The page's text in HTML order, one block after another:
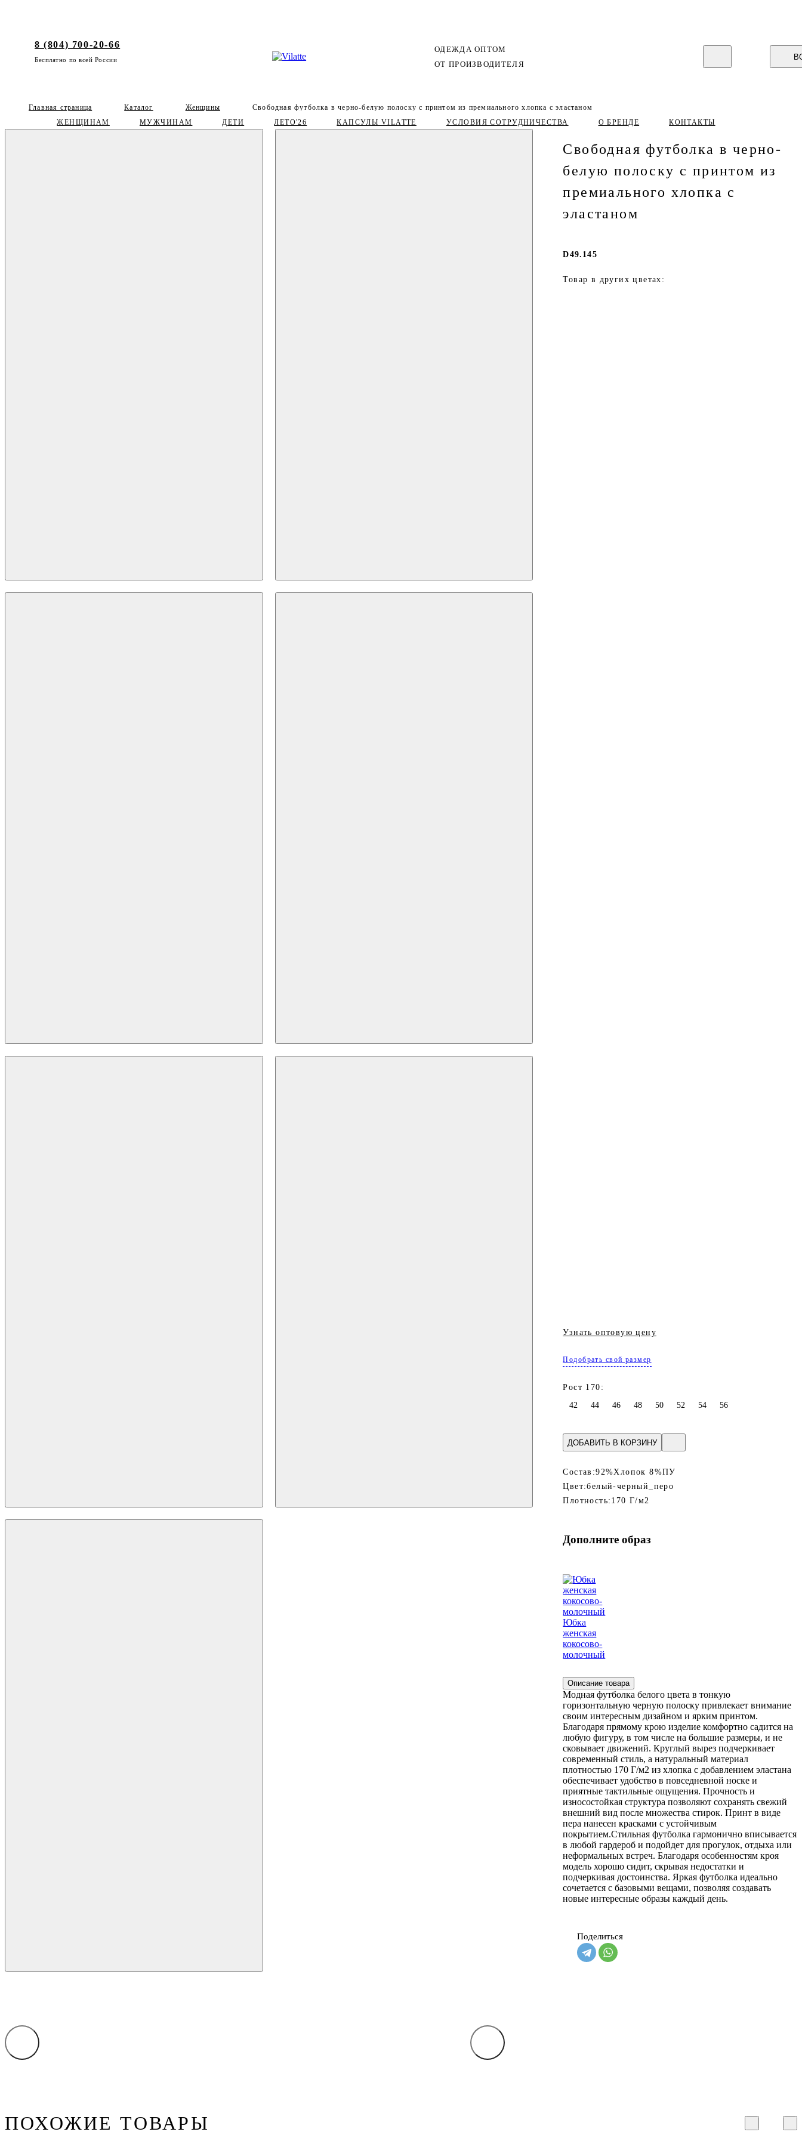
8 (804) 700-20-66
Бесплатно по всей России
ОДЕЖДА ОПТОМ
ОТ ПРОИЗВОДИТЕЛЯ
ЖЕНЩИНАМ МУЖЧИНАМ ДЕТИ ЛЕТО'26 КАПСУЛЫ VILATTE УСЛОВИЯ СОТРУДНИЧЕСТВА О БРЕНДЕ КОНТАКТЫ
Главная страница Каталог Женщины Свободная футболка в черно-белую полоску с принтом из премиального хлопка с эластаном
Свободная футболка в черно-
белую полоску с принтом из
премиального хлопка с
эластаном
D49.145
Товар в других цветах:
Узнать оптовую цену
Подобрать свой размер
Рост 170:
42
44 46 48 50 52 54 56
ДОБАВИТЬ В КОРЗИНУ
Состав:92%Хлопок 8%ПУ
Цвет:белый-черный_перо
Плотность: 170 Г/м2
Дополните образ
Юбка
женская
кокосово-
молочный
Описание товара
Модная футболка белого цвета в тонкую
горизонтальную черную полоску привлекает внимание
своим интересным дизайном и ярким принтом.
Благодаря прямому крою изделие комфортно садится на
любую фигуру, в том числе на большие размеры, и не
сковывает движений. Круглый вырез подчеркивает
современный стиль, а натуральный материал
плотностью 170 Г/м2 из хлопка с добавлением эластана
обеспечивает удобство в повседневной носке и
приятные тактильные ощущения. Прочность и
износостойкая структура позволяют сохранять свежий
внешний вид после множества стирок. Принт в виде
пера нанесен красками с устойчивым
покрытием.Стильная футболка гармонично вписывается
в любой гардероб и подойдет для прогулок, отдыха или
неформальных встреч. Благодаря особенностям кроя
модель хорошо сидит, скрывая недостатки и
подчеркивая достоинства. Яркая футболка идеально
сочетается с базовыми вещами, позволяя создавать
новые интересные образы каждый день.
Поделиться
ПОХОЖИЕ ТОВАРЫ